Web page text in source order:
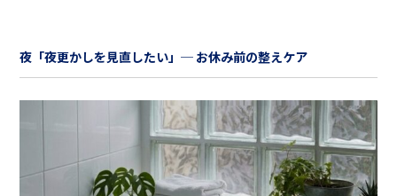
夜「夜更かしを見直したい」─ お休み前の整えケア